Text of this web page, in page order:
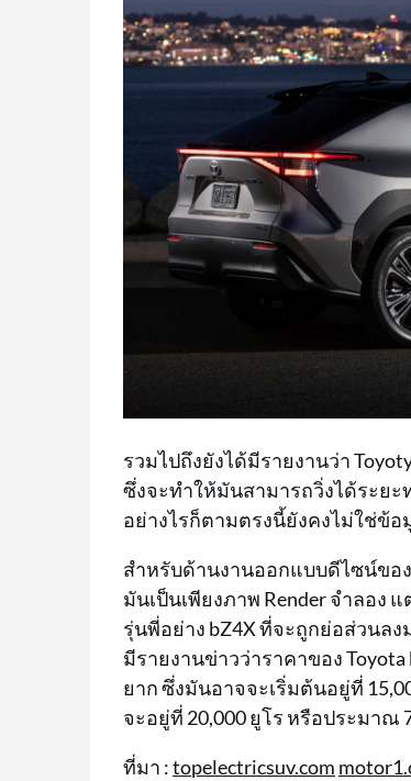
รวมไปถึงยังได้มีรายงานว่า
ซึ่งจะทำให้มันสามารถวิ่งได้ระยะ
อย่างไรก็ตามตรงนี้ยังคงไม่ใช่ข้อ
สำหรับด้านงานออกแบบดีไซน์ขอ
มันเป็นเพียงภาพ Render จำลอง
รุ่นพี่อย่าง bZ4X ที่จะถูกย่อส่วนล
มีรายงานข่าวว่าราคาของ
ยาก ซึ่งมันอาจจะเริ่มต้นอยู่ที่
จะอยู่ที่ 20,000 ยูโร หรือประมา
ที่มา :topelectricsuv.com